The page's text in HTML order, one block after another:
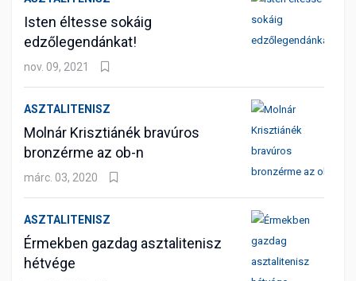
Isten éltesse sokáig
edzőlegendánkat!
nov. 09, 2021
ASZTALITENISZ
Molnár Krisztiánék bravúros
bronzérme az ob-n
márc. 03, 2020
ASZTALITENISZ
Érmekben gazdag asztalitenisz
hétvége